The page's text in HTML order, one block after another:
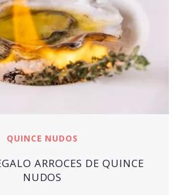
QUINCE NUDOS
ARROCES DE QUINCE
NUDOS